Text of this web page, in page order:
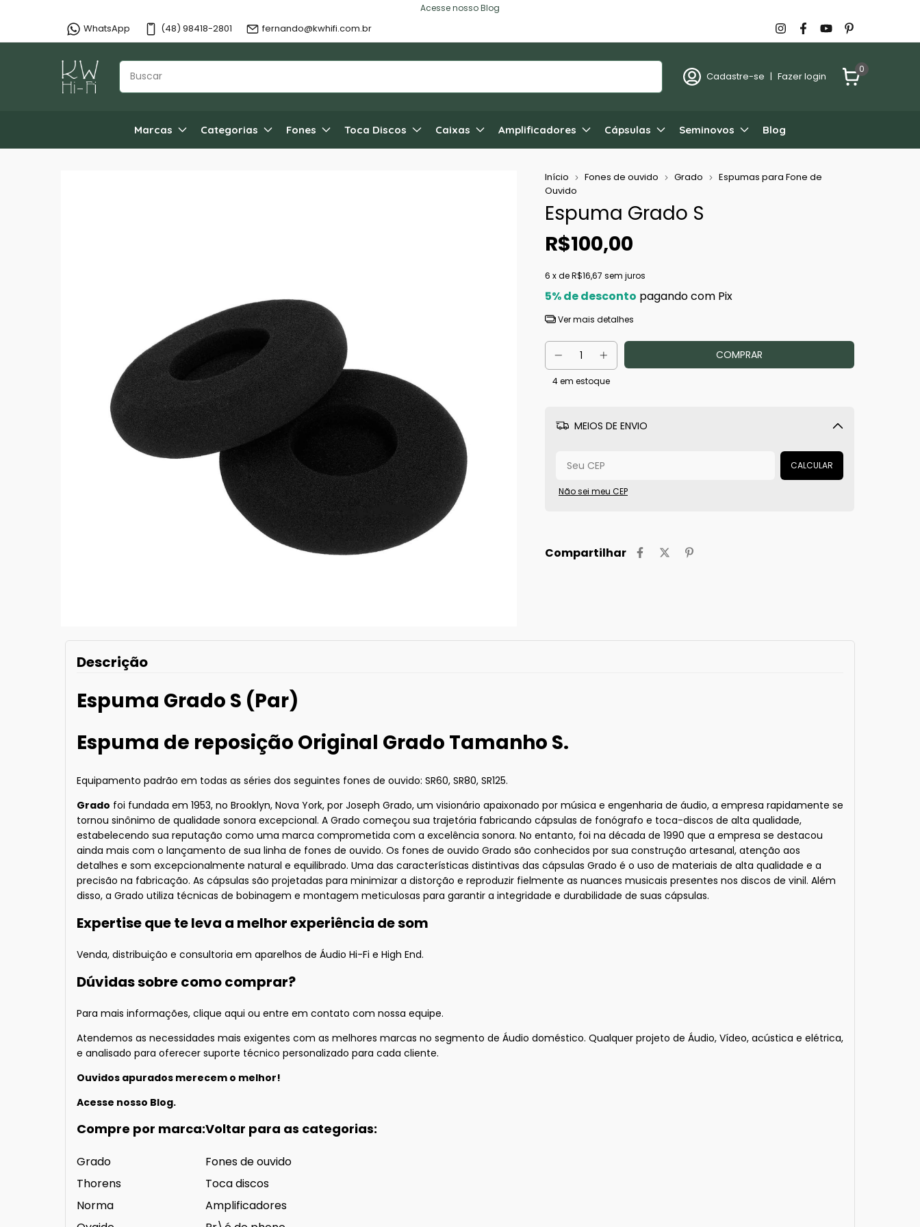
Acesse nosso Blog
WhatsApp (48) 98418-2801 fernando@kwhifi.com.br
Cadastre-se | Fazer login
0
Marcas Categorias Fones Toca Discos Caixas Amplificadores Cápsulas Seminovos Blog
Início Fones de ouvido Grado
Espumas para Fone de
Ouvido
Espuma Grado S
R$100,00
6 x deR$16,67 sem juros
5% de desconto pagando com Pix
Ver mais detalhes
4em estoque
MEIOS DE ENVIO
Alterar CEP
CALCULAR
Não sei meu CEP
Compartilhar
Descrição
Espuma Grado S (Par)
Espuma de reposição Original Grado Tamanho S.
Equipamento padrão em todas as séries dos seguintes fones de ouvido: SR60, SR80, SR125.
Grado foi fundada em 1953, no Brooklyn, Nova York, por Joseph Grado, um visionário apaixonado por música e engenharia de áudio, a empresa rapidamente se
tornou sinônimo de qualidade sonora excepcional. A Grado começou sua trajetória fabricando cápsulas de fonógrafo e toca-discos de alta qualidade,
estabelecendo sua reputação como uma marca comprometida com a excelência sonora. No entanto, foi na década de 1990 que a empresa se destacou
ainda mais com o lançamento de sua linha de fones de ouvido. Os fones de ouvido Grado são conhecidos por sua construção artesanal, atenção aos
detalhes e som excepcionalmente natural e equilibrado. Uma das características distintivas das cápsulas Grado é o uso de materiais de alta qualidade e a
precisão na fabricação. As cápsulas são projetadas para minimizar a distorção e reproduzir fielmente as nuances musicais presentes nos discos de vinil. Além
disso, a Grado utiliza técnicas de bobinagem e montagem meticulosas para garantir a integridade e durabilidade de suas cápsulas.
Expertise que te leva a melhor experiência de som
Venda, distribuição e consultoria em aparelhos de Áudio Hi-Fi e High End.
Dúvidas sobre como comprar?
Para mais informações, clique aqui ou entre em contato com nossa equipe.
Atendemos as necessidades mais exigentes com as melhores marcas no segmento de Áudio doméstico. Qualquer projeto de Áudio, Vídeo, acústica e elétrica,
e analisado para oferecer suporte técnico personalizado para cada cliente.
Ouvidos apurados merecem o melhor!
Acesse nosso Blog.
Compre por marca:
Grado
Thorens
Norma
Voltar para as categorias:
Fones de ouvido
Toca discos
Amplificadores